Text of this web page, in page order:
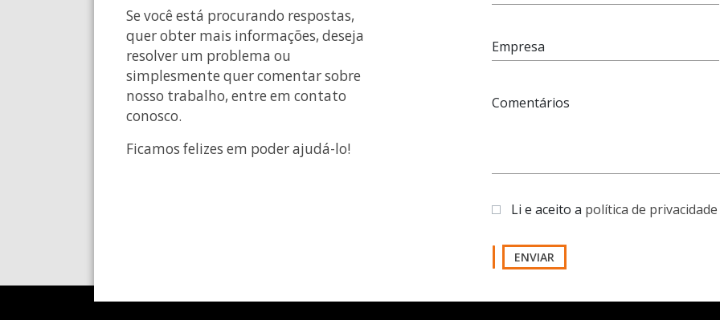
Se você está procurando respostas,
quer obter mais informações, deseja
resolver um problema ou
simplesmente quer comentar sobre
nosso trabalho, entre em contato
conosco.
Ficamos felizes em poder ajudá-lo!
Empresa
Comentários
Li e aceito a política de privacidade
ENVIAR